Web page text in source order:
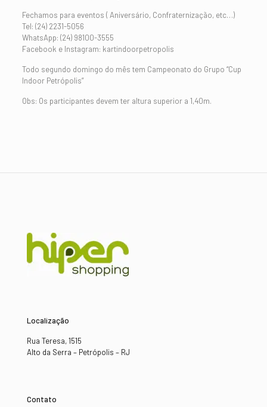
Fechamos para eventos ( Aniversário, Confraternização, etc…)
Tel: (24) 2231-5056
WhatsApp: (24) 98100-3555
Facebook e Instagram: kartindoorpetropolis
Todo segundo domingo do mês tem Campeonato do Grupo “Cup
Indoor Petrópolis”
Obs: Os participantes devem ter altura superior a 1,40m.
Localização
Rua Teresa, 1515
Alto da Serra – Petrópolis – RJ
Contato